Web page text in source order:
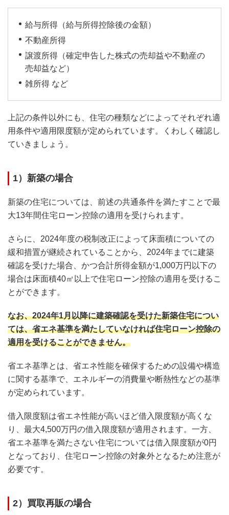
給与所得（給与所得控除後の金額）
不動産所得
譲渡所得（確定申告した株式の売却益や不動産の
売却益など）
雑所得 など
上記の条件以外にも、住宅の種類などによってそれぞれ適
用条件や適用限度額が定められています。くわしく確認し
ていきましょう。
1）新築の場合
新築の住宅については、前述の共通条件を満たすことで最
大13年間住宅ローン控除の適用を受けられます。
さらに、2024年度の税制改正によって床面積についての
緩和措置が継続されていることから、2024年までに建築
確認を受けた場合、かつ合計所得金額が1,000万円以下の
場合は床面積40㎡以上で住宅ローン控除の適用を受けるこ
とができます。
なお、2024年1月以降に建築確認を受けた新築住宅につい
ては、省エネ基準を満たしていなければ住宅ローン控除の
適用を受けることができません。
省エネ基準とは、省エネ性能を確保するための設備や構造
に関する基準で、エネルギーの消費量や断熱性などの基準
が定められています。
借入限度額は省エネ性能が高いほど借入限度額が高くな
り、最大4,500万円の借入限度額が適用されます。一方、
省エネ基準を満たさない住宅については借入限度額が0円
となっており、住宅ローン控除の対象外となるため注意が
必要です。
2）買取再販の場合